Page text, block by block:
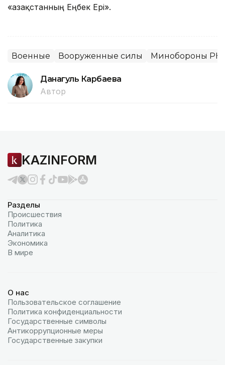
«Қазақстанның Еңбек Ері».
Военные Вооруженные силы Минобороны РК
Данагуль Карбаева
Автор
KAZINFORM
Разделы
Происшествия
Политика
Аналитика
Экономика
В мире
О нас
Пользовательское соглашение
Политика конфиденциальности
Государственные символы
Антикоррупционные меры
Государственные закупки